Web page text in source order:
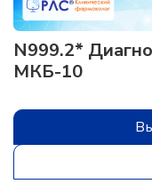
N999.2*
МКБ-10